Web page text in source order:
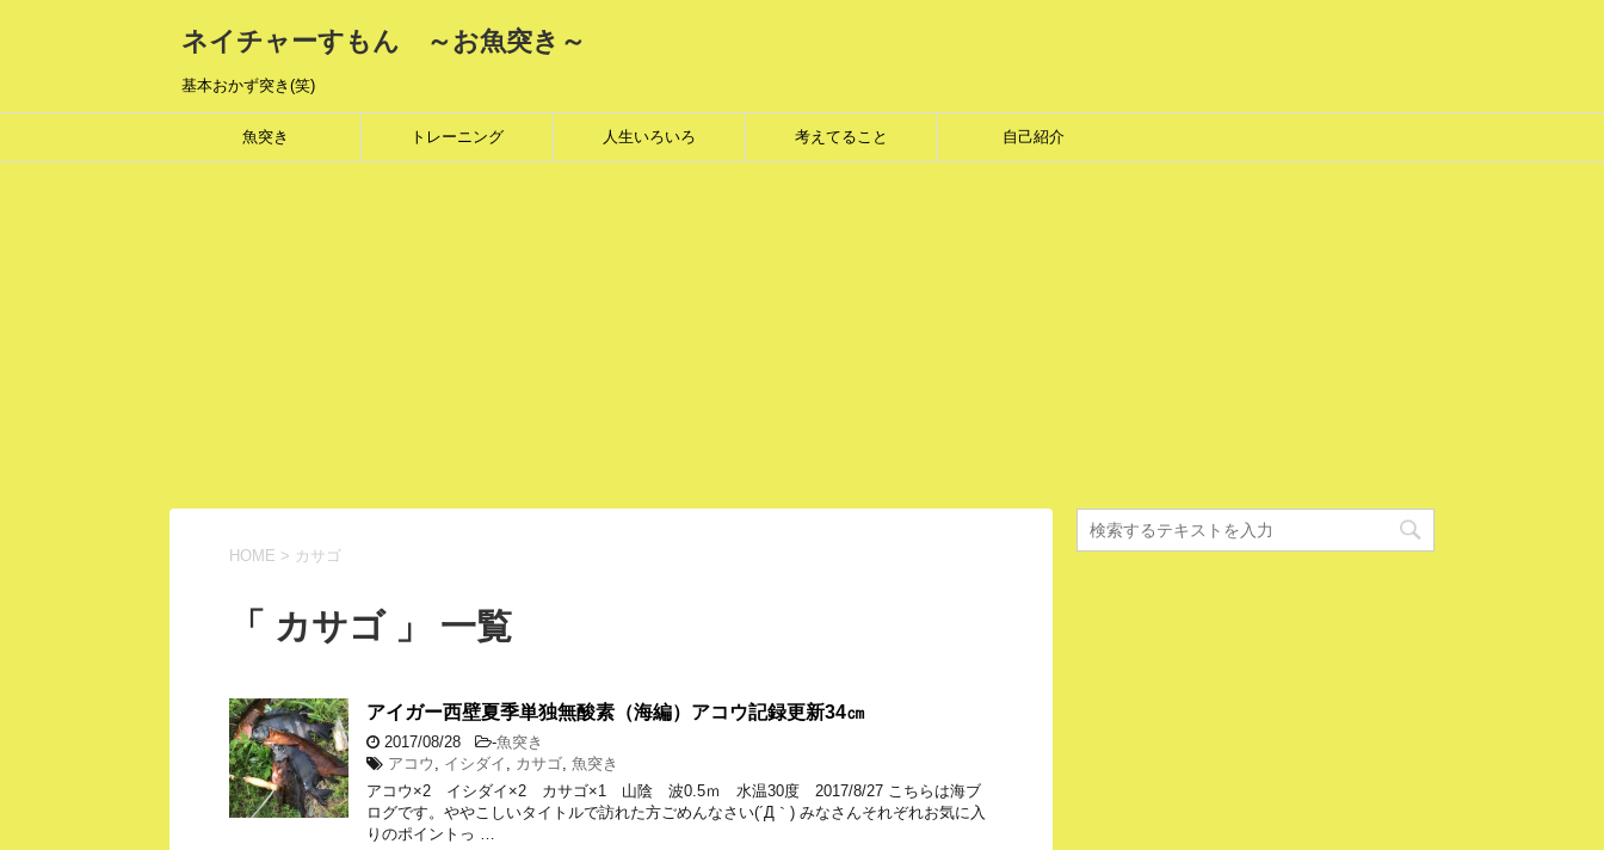
ネイチャーすもん ～お魚突き～
基本おかず突き(笑)
魚突き トレーニング 人生いろいろ 考えてること 自己紹介
HOME > カサゴ
「 カサゴ 」 一覧
アイガー西壁夏季単独無酸素（海編）アコウ記録更新34㎝
2017/08/28 -魚突き
アコウ , イシダイ , カサゴ, 魚突き
アコウ×2 イシダイ×2 カサゴ×1 山陰 波0.5ｍ 水温30度 2017/8/27 こちらは海ブ
ログです。ややこしいタイトルで訪れた方ごめんなさい(´Д｀) みなさんそれぞれお気に入
りのポイントっ …